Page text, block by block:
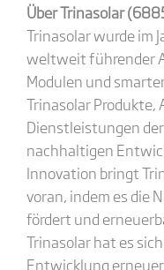
Über Trinasolar
Trinasolar wurde im
weltweit führender
Modulen und
Trinasolar
Dienstleistungen
nachhaltigen
Innovation bringt
voran, indem es die
fördert und
Trinasolar hat es
Entwicklung